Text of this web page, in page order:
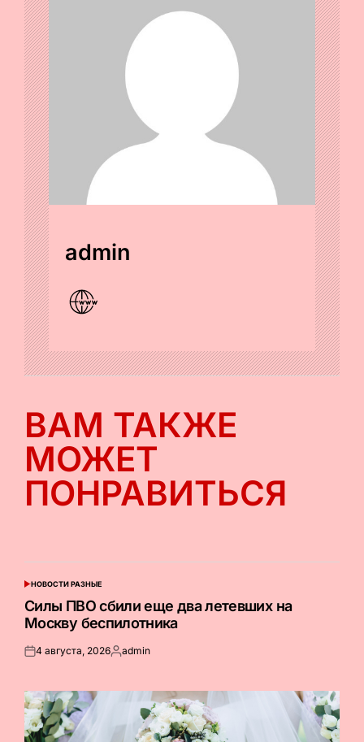
admin
ВАМ ТАКЖЕ
МОЖЕТ
ПОНРАВИТЬСЯ
ОПУБЛИКОВАНО
НОВОСТИ РАЗНЫЕ
Силы ПВО сбили еще два летевших на
Москву беспилотника
Опубликовано
4 августа, 2026Запись
admin